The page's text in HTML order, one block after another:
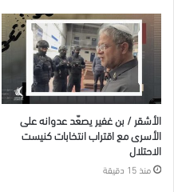
الأشقر / بن غفير يصعّد عدوانه على
الأسرى مع اقتراب انتخابات كنيست
الاحتلال
منذ 15 دقيقة